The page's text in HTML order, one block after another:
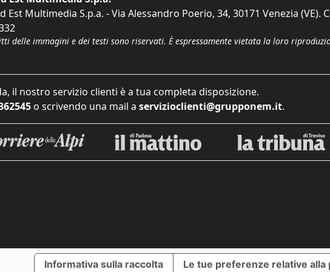
Est Multimedia S.p.a. - Via Alessandro Poerio, 34, 30171 Venezia (VE).
delle immagini e dei testi sono riservati. È espressamente vietata la loro
il nostro servizio clienti è a tua completa disposizione.
o scrivendo una mail a servizioclienti@grupponem.it.
Informativa sulla raccolta Le tue preferenze relative alla